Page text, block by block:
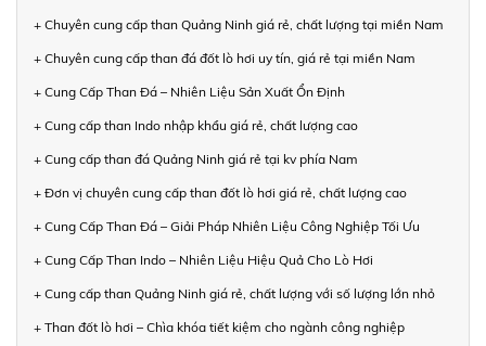
+ Chuyên cung cấp than Quảng Ninh giá rẻ, chất lượng tại miền Nam
+ Chuyên cung cấp than đá đốt lò hơi uy tín, giá rẻ tại miền Nam
+ Cung Cấp Than Đá – Nhiên Liệu Sản Xuất Ổn Định
+ Cung cấp than Indo nhập khẩu giá rẻ, chất lượng cao
+ Cung cấp than đá Quảng Ninh giá rẻ tại kv phía Nam
+ Đơn vị chuyên cung cấp than đốt lò hơi giá rẻ, chất lượng cao
+ Cung Cấp Than Đá – Giải Pháp Nhiên Liệu Công Nghiệp Tối Ưu
+ Cung Cấp Than Indo – Nhiên Liệu Hiệu Quả Cho Lò Hơi
+ Cung cấp than Quảng Ninh giá rẻ, chất lượng với số lượng lớn nhỏ
+ Than đốt lò hơi – Chìa khóa tiết kiệm cho ngành công nghiệp